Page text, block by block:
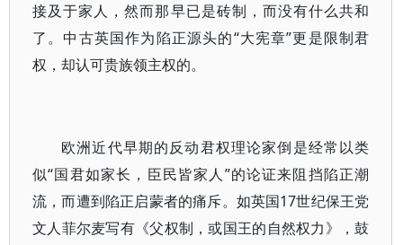
接及于家人，然而那早已是砖制，而没有什么共和
了。中古英国作为陷正源头的“大宪章”更是限制君
权，却认可贵族领主权的。
欧洲近代早期的反动君权理论家倒是经常以类
似“国君如家长，臣民皆家人”的论证来阻挡陷正潮
流，而遭到陷正启蒙者的痛斥。如英国17世纪保王党
文人菲尔麦写有《父权制，或国王的自然权力》，鼓